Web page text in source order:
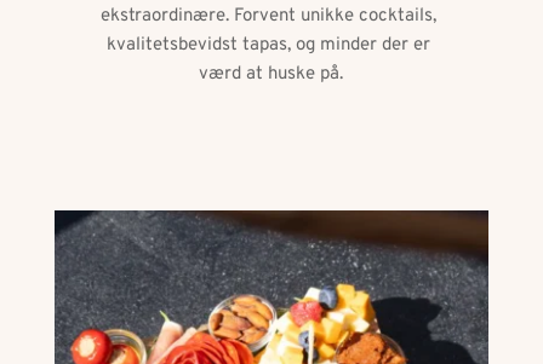
ekstraordinære. Forvent unikke cocktails,
kvalitetsbevidst tapas, og minder der er
værd at huske på.